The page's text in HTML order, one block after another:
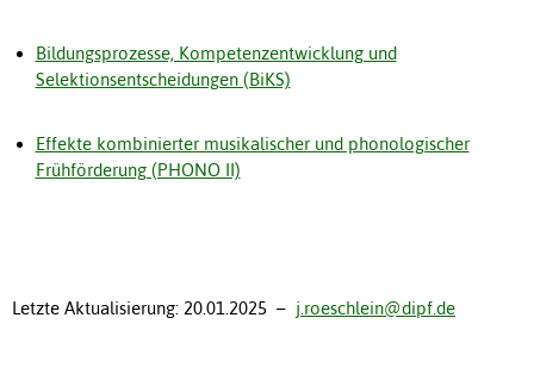
Bildungsprozesse, Kompetenzentwicklung und
Selektionsentscheidungen (BiKS)
Effekte kombinierter musikalischer und phonologischer
Frühförderung (PHONO II)
Letzte Aktualisierung: 20.01.2025 – j.roeschlein@dipf.de